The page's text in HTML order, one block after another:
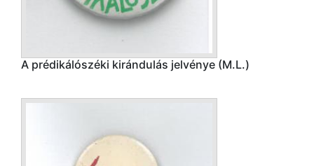
A prédikálószéki kirándulás jelvénye (M.L.)